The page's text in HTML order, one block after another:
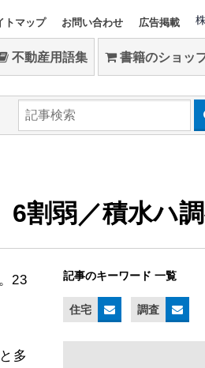
トマップ お問い合わせ 広告掲載
不動産用語集 書籍のショッ
6割弱／積水ハ
23
多
記事のキーワード 一覧
住宅 調査